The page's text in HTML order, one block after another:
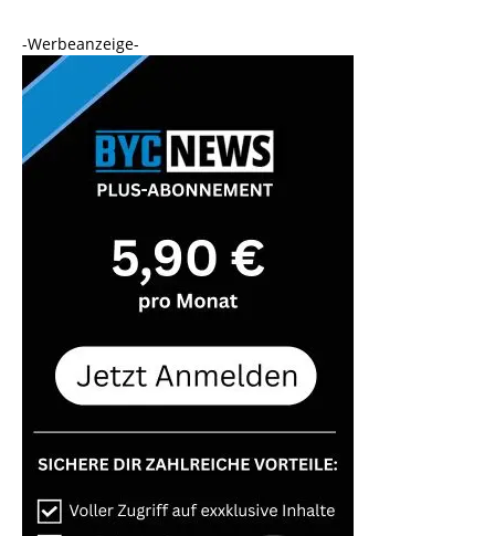
-Werbeanzeige-